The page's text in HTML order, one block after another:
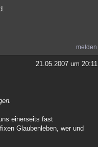
melden
21.05.2007 um 20:11
einerseits fast
Glaubenleben, wer und